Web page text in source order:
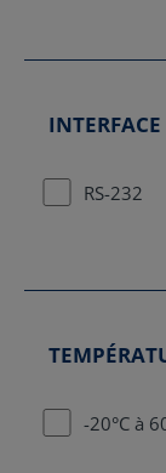
RS-232
-20°C à